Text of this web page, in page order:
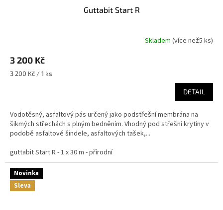
Guttabit Start R
Skladem (více než5 ks)
3 200 Kč
Měrná
3 200 Kč / 1 ks
DETAIL
Vodotěsný, asfaltový pás určený jako podstřešní membrána na
šikmých střechách s plným bedněním. Vhodný pod střešní krytiny v
podobě asfaltové šindele, asfaltových tašek,...
guttabit Start R - 1 x 30 m - přírodní
Novinka
Sleva